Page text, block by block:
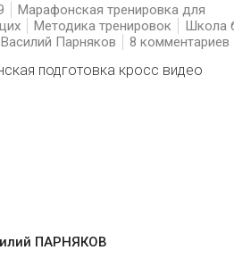
Марафонская тренировка для
Методика тренировок
Школа
Василий Парняков 8 комментариев
подготовка кросс видео
ПАРНЯКОВ